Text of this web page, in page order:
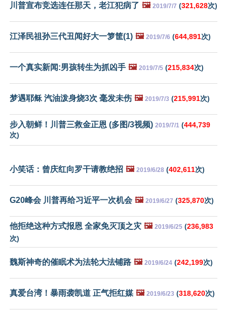
川普宣布竞选连任那天，老江犯病了 🖼️ 2019/7/7 (321,628次)
江泽民祖孙三代丑闻好大一箩筐(1) 🖼️ 2019/7/6 (644,891次)
一个真实新闻:男孩转生为抓凶手 🖼️ 2019/7/5 (215,834次)
梦遇耶稣 汽油泼身烧3次 毫发未伤 🖼️ 2019/7/3 (215,991次)
步入朝鲜！川普三救金正恩 (多图/3视频) 2019/7/1 (444,739
次)
小笑话：曾庆红向罗干请教绝招 🖼️ 2019/6/28 (402,611次)
G20峰会 川普再给习近平一次机会 🖼️ 2019/6/27 (325,870次)
他拒绝这种方式报恩 全家免灭顶之灾 🖼️ 2019/6/25 (236,983
次)
魏斯神奇的催眠术为法轮大法铺路 🖼️ 2019/6/24 (242,199次)
真爱台湾！暴雨袭凯道 正气拒红媒 🖼️ 2019/6/23 (318,620次)